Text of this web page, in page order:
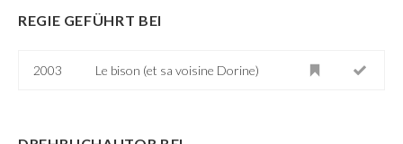
REGIE GEFÜHRT BEI
2003 Le bison (et sa voisine Dorine)